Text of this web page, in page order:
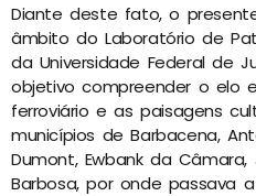
Diante deste fato, o
âmbito do Laboratório de
da Universidade Federal de
objetivo compreender o elo
ferroviário e as paisagens
municípios de Barbacena,
Dumont, Ewbank da
Barbosa, por onde passava a